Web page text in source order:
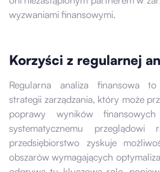
wyzwaniami finansowymi.
Korzyści z regularnej
Regularna analiza finansowa
strategii zarządzania, który może
poprawy wyników
systematycznemu przeglądowi
przedsiębiorstwo zyskuje
obszarów wymagających